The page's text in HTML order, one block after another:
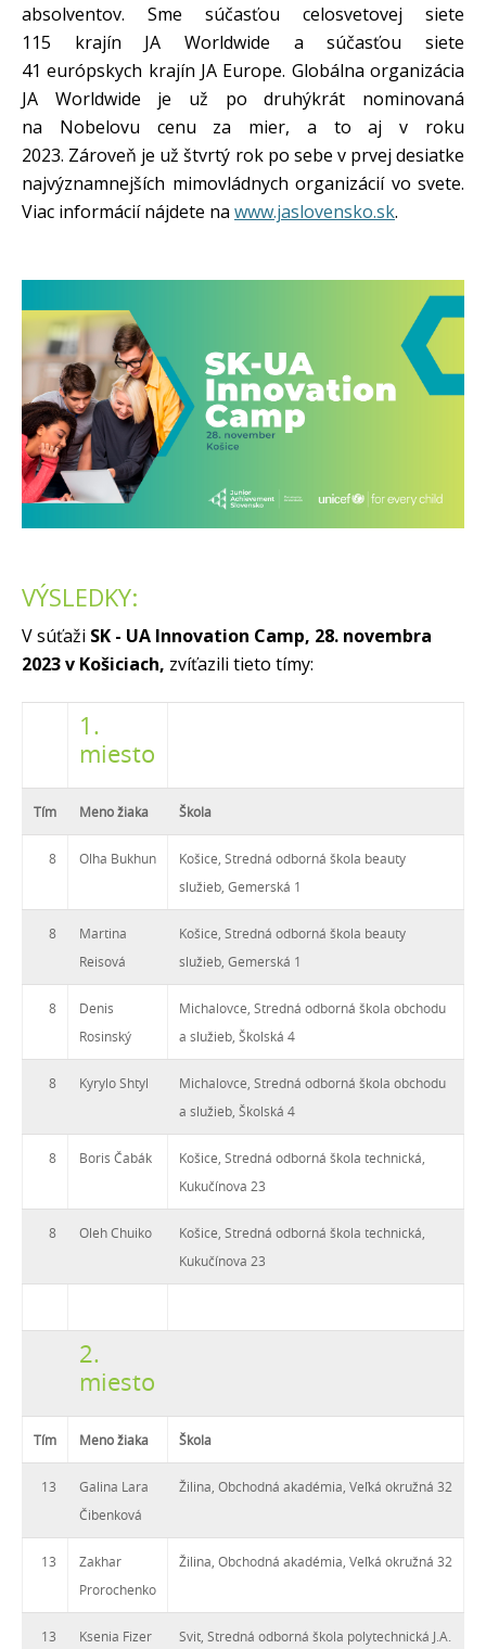
absolventov. Sme súčasťou celosvetovej siete
115 krajín JA Worldwide a súčasťou siete
41 európskych krajín JA Europe. Globálna organizácia
JA Worldwide je už po druhýkrát nominovaná
na Nobelovu cenu za mier, a to aj v roku
2023. Zároveň je už štvrtý rok po sebe v prvej desiatke
najvýznamnejších mimovládnych organizácií vo svete.
Viac informácií nájdete na www.jaslovensko.sk.
VÝSLEDKY:
V súťaži SK - UA Innovation Camp, 28. novembra
2023 v Košiciach, zvíťazili tieto tímy:
1.
miesto
Tím Meno žiaka Škola
8 Olha Bukhun
Košice, Stredná odborná škola beauty
služieb, Gemerská 1
8
Martina
Reisová
Košice, Stredná odborná škola beauty
služieb, Gemerská 1
8
Denis
Rosinský
Michalovce, Stredná odborná škola obchodu
a služieb, Školská 4
8 Kyrylo Shtyl
Michalovce, Stredná odborná škola obchodu
a služieb, Školská 4
8 Boris Čabák
Košice, Stredná odborná škola technická,
Kukučínova 23
8 Oleh Chuiko
Košice, Stredná odborná škola technická,
Kukučínova 23
2.
miesto
Tím Meno žiaka Škola
13
Galina Lara
Čibenková
Žilina, Obchodná akadémia, Veľká okružná 32
13
Zakhar
Prorochenko
Žilina, Obchodná akadémia, Veľká okružná 32
13 Ksenia Fizer Svit, Stredná odborná škola polytechnická J.A.